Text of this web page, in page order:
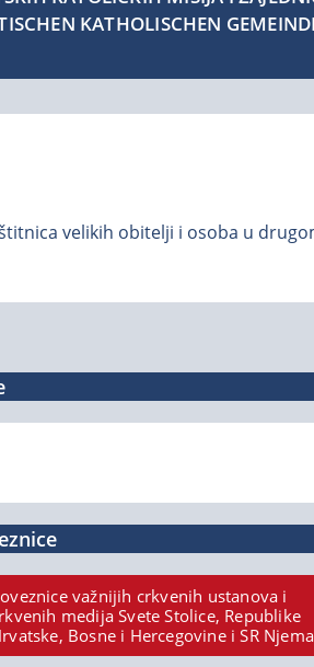
KATHOLISCHEN
velikih obitelji i osoba u
važnijih crkvenih ustanova i
medija Svete Stolice, Republike
Bosne i Hercegovine i SR